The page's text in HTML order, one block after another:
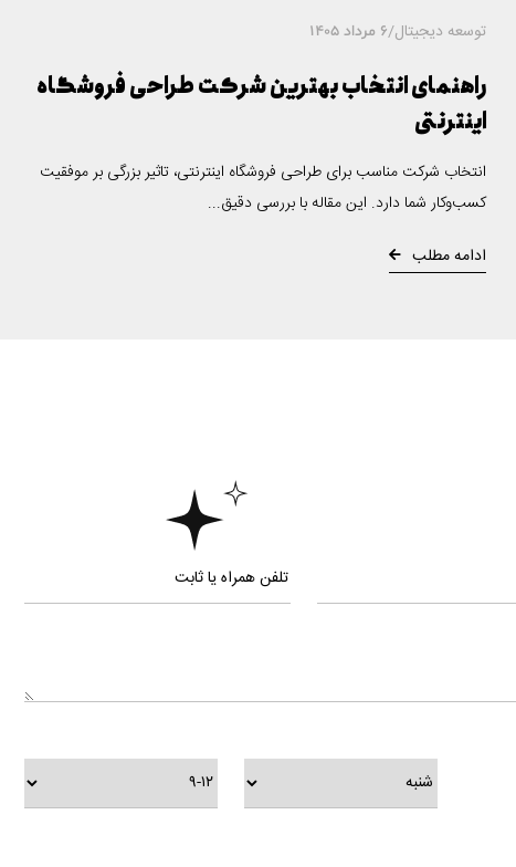
توسعه دیجیتال/6 مرداد 1405
راهنمای انتخاب بهترین شرکت طراحی فروشگاه
اینترنتی
انتخاب شرکت مناسب برای طراحی فروشگاه اینترنتی، تاثیر بزرگی بر موفقیت
کسب‌وکار شما دارد. این مقاله با بررسی دقیق...
ادامه مطلب